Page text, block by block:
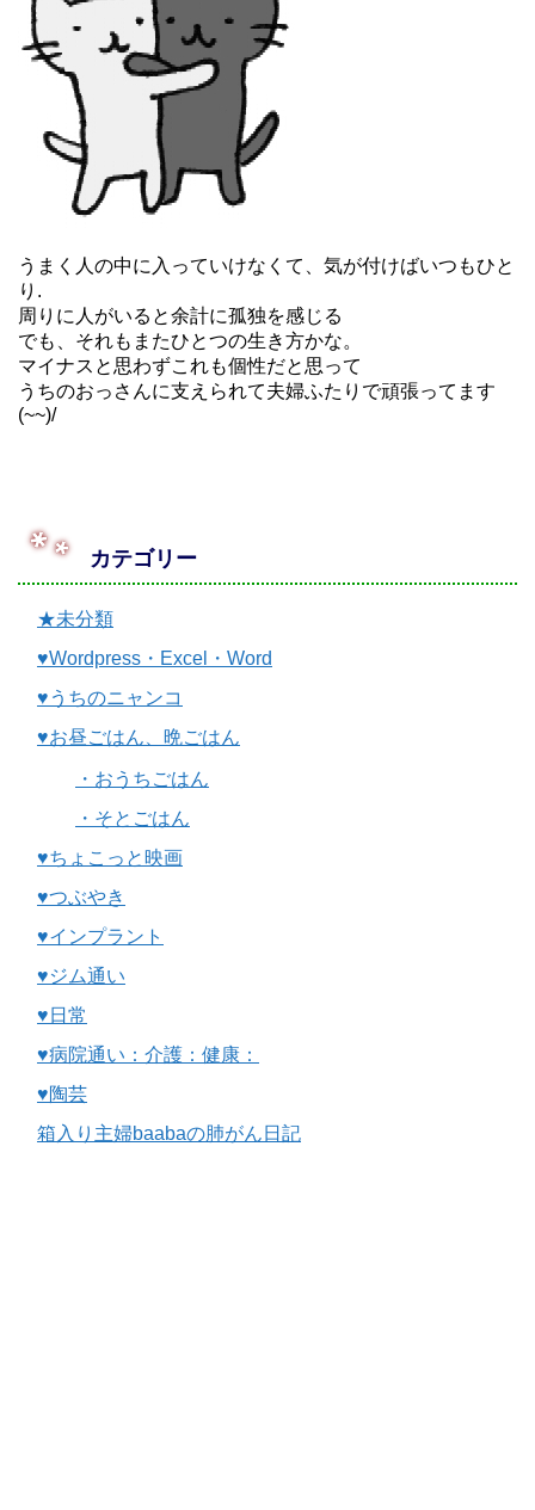
うまく人の中に入っていけなくて、気が付けばいつもひと
り.
周りに人がいると余計に孤独を感じる
でも、それもまたひとつの生き方かな。
マイナスと思わずこれも個性だと思って
うちのおっさんに支えられて夫婦ふたりで頑張ってます
(~~)/
カテゴリー
★未分類
♥Wordpress・Excel・Word
♥うちのニャンコ
♥お昼ごはん、晩ごはん
・おうちごはん
・そとごはん
♥ちょこっと映画
♥つぶやき
♥インプラント
♥ジム通い
♥日常
♥病院通い：介護：健康：
♥陶芸
箱入り主婦baabaの肺がん日記